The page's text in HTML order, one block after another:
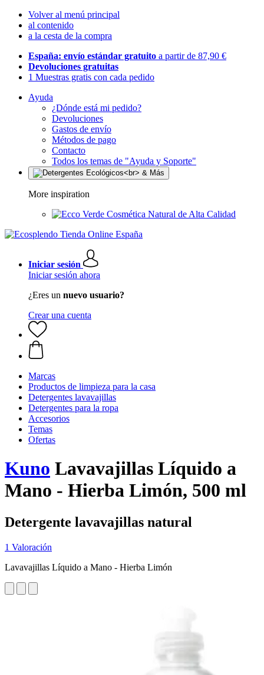
Volver al menú principal
al contenido
a la cesta de la compra
España: envío estándar gratuito a partir de 87,90 €
Devoluciones gratuitas
1 Muestras gratis con cada pedido
Ayuda
¿Dónde está mi pedido?
Devoluciones
Gastos de envío
Métodos de pago
Contacto
Todos los temas de "Ayuda y Soporte"
More inspiration
Cosmética Natural de Alta Calidad
Iniciar sesión
Iniciar sesión ahora
¿Eres un nuevo usuario?
Crear una cuenta
Marcas
Productos de limpieza para la casa
Detergentes lavavajillas
Detergentes para la ropa
Accesorios
Temas
Ofertas
Kuno Lavavajillas Líquido a
Mano - Hierba Limón, 500 ml
Detergente lavavajillas natural
1 Valoración
Lavavajillas Líquido a Mano - Hierba Limón